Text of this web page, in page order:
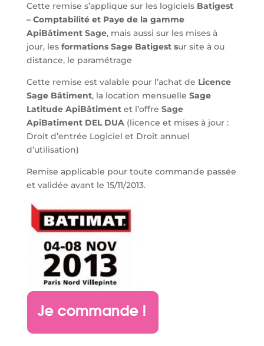
Cette remise s’applique sur les logiciels Batigest
– Comptabilité et Paye de la gamme
ApiBâtiment Sage, mais aussi sur les mises à
jour, les formations Sage Batigest sur site à ou
distance, le paramétrage
Cette remise est valable pour l’achat de Licence
Sage Bâtiment, la location mensuelle Sage
Latitude ApiBâtimentet l’offre Sage
ApiBatiment DEL DUA(licence et mises à jour :
Droit d’entrée Logiciel et Droit annuel
d’utilisation)
Remise applicable pour toute commande passée
et validée avant le 15/11/2013.